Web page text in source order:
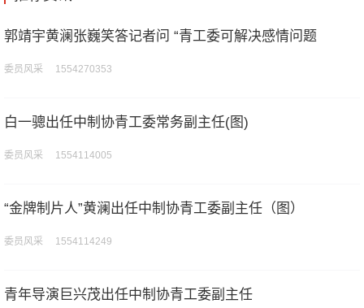
郭靖宇黄澜张巍笑答记者问 “青工委可解决感情问题
委员风采 1554270353
白一骢出任中制协青工委常务副主任(图)
委员风采 1554114005
“金牌制片人”黄澜出任中制协青工委副主任（图）
委员风采 1554114249
青年导演巨兴茂出任中制协青工委副主任